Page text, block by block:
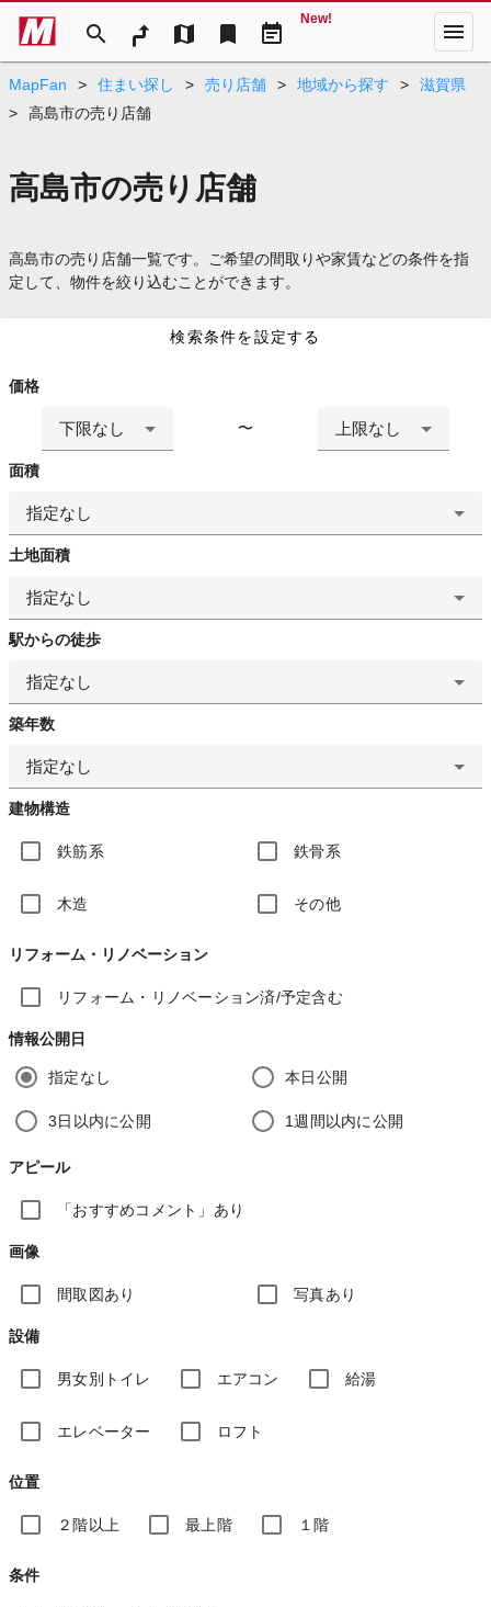
search map bookmark event_note
New! menu
MapFan > 住まい探し > 売り店舗 > 地域から探す >
滋賀県
>
高島市の売り店舗
高島市の売り店舗
高島市の売り店舗一覧です。ご希望の間取りや家賃などの条件を指
定して、物件を絞り込むことができます。
検索条件を設定する
価格
下限なし 〜 上限なし
面積
指定なし
土地面積
指定なし
駅からの徒歩
指定なし
築年数
指定なし
建物構造
鉄筋系 鉄骨系
木造 その他
リフォーム・リノベーション
リフォーム・リノベーション済/予定含む
情報公開日
指定なし 本日公開
3日以内に公開 1週間以内に公開
アピール
「おすすめコメント」あり
画像
間取図あり 写真あり
設備
男女別トイレ エアコン 給湯
エレベーター ロフト
位置
２階以上 最上階 １階
条件